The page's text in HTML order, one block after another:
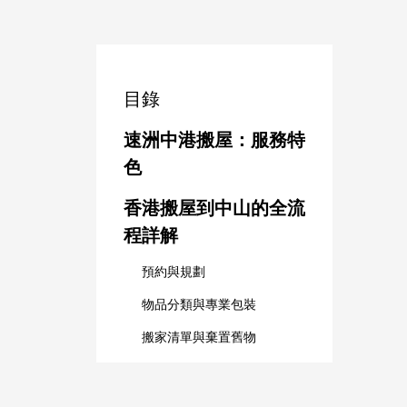
目錄
速洲中港搬屋：服務特
色
香港搬屋到中山的全流
程詳解
預約與規劃
物品分類與專業包裝
搬家清單與棄置舊物